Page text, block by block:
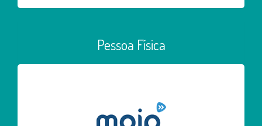
Pessoa Física